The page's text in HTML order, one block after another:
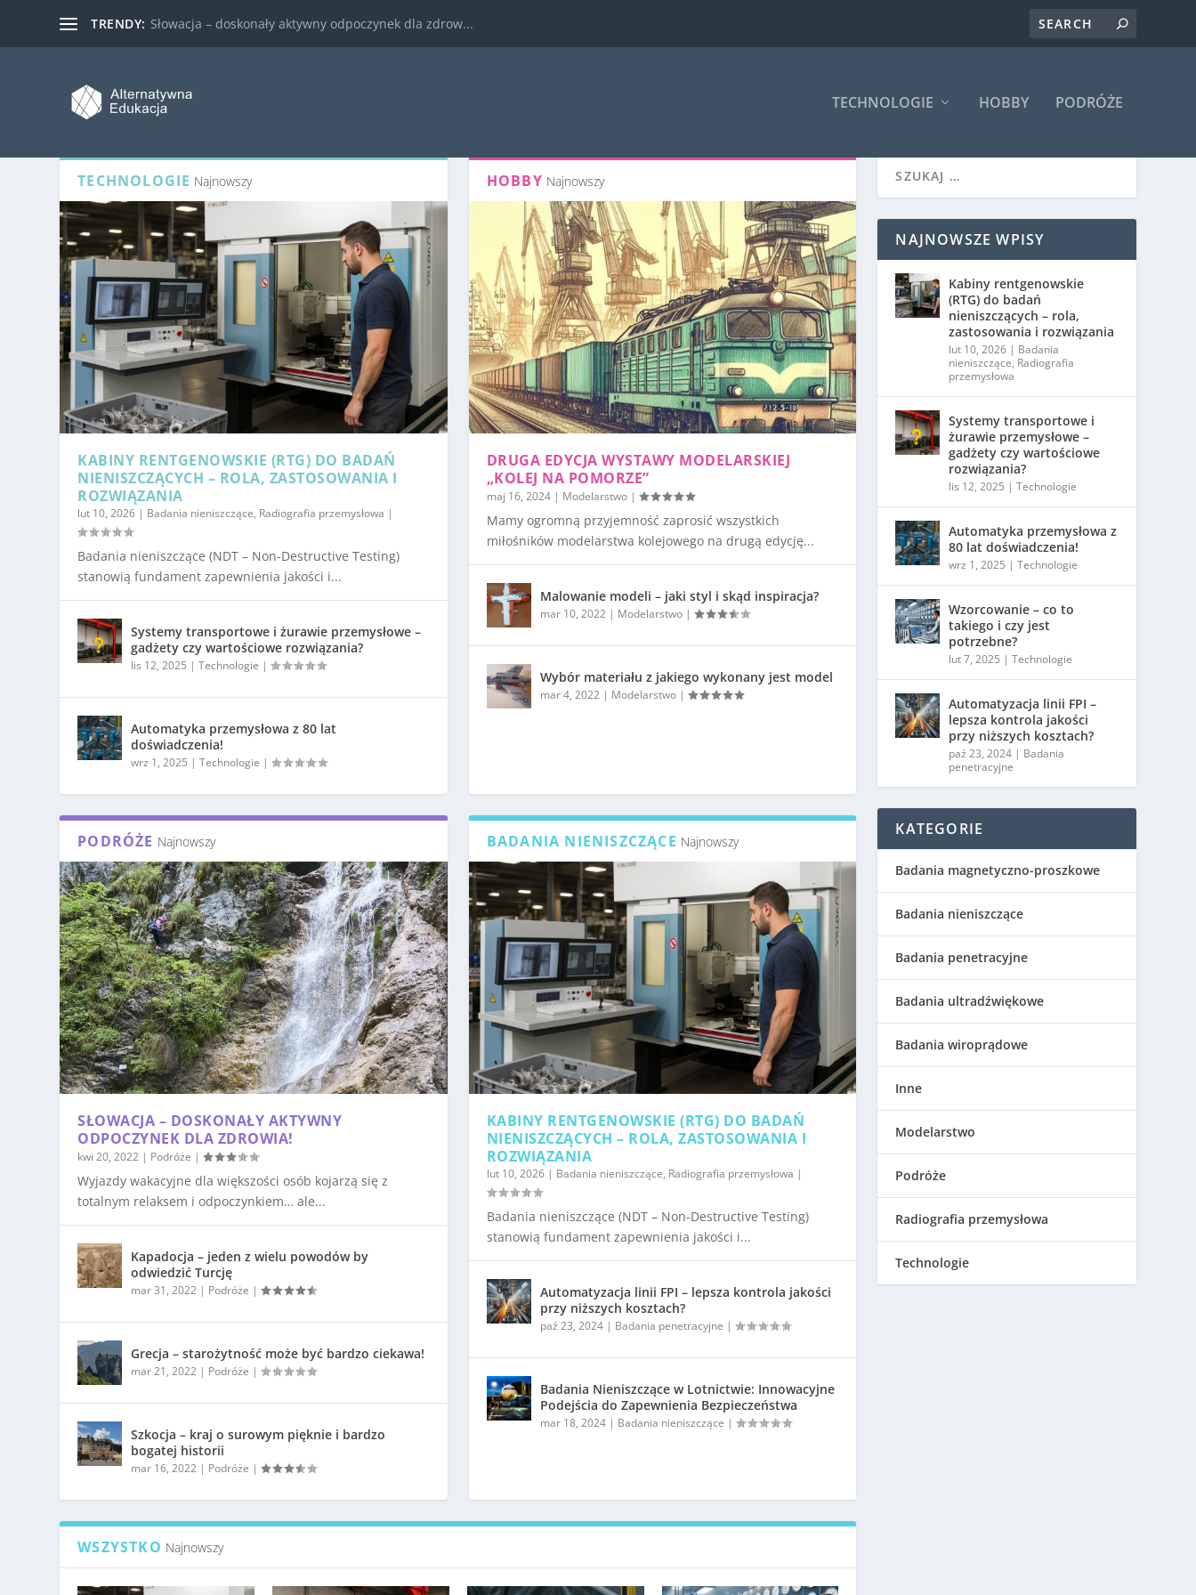
TRENDY: Słowacja – doskonały aktywny odpoczynek dla zdrow...
TECHNOLOGIE HOBBY PODRÓŻE
TECHNOLOGIE Najnowszy
KABINY RENTGENOWSKIE (RTG) DO BADAŃ
NIENISZCZĄCYCH – ROLA, ZASTOSOWANIA I
ROZWIĄZANIA
lut 10, 2026 | Badania nieniszczące, Radiografia przemysłowa |
Badania nieniszczące (NDT – Non-Destructive Testing)
stanowią fundament zapewnienia jakości i...
Systemy transportowe i żurawie przemysłowe –
gadżety czy wartościowe rozwiązania?
lis 12, 2025 |Technologie |
Automatyka przemysłowa z 80 lat
doświadczenia!
wrz 1, 2025 |Technologie |
HOBBY Najnowszy
DRUGA EDYCJA WYSTAWY MODELARSKIEJ
„KOLEJ NA POMORZE”
maj 16, 2024| Modelarstwo|
Mamy ogromną przyjemność zaprosić wszystkich
miłośników modelarstwa kolejowego na drugą edycję...
Malowanie modeli – jaki styl i skąd inspiracja?
mar 10, 2022 | Modelarstwo|
Wybór materiału z jakiego wykonany jest model
mar 4, 2022 | Modelarstwo|
PODRÓŻE Najnowszy
SŁOWACJA – DOSKONAŁY AKTYWNY
ODPOCZYNEK DLA ZDROWIA!
kwi 20, 2022 | Podróże |
Wyjazdy wakacyjne dla większości osób kojarzą się z
totalnym relaksem i odpoczynkiem… ale...
Kapadocja – jeden z wielu powodów by
odwiedzić Turcję
mar 31, 2022 | Podróże |
Grecja – starożytność może być bardzo ciekawa!
mar 21, 2022 | Podróże |
Szkocja – kraj o surowym pięknie i bardzo
bogatej historii
mar 16, 2022 | Podróże |
BADANIA NIENISZCZĄCE Najnowszy
KABINY RENTGENOWSKIE (RTG) DO BADAŃ
NIENISZCZĄCYCH – ROLA, ZASTOSOWANIA I
ROZWIĄZANIA
lut 10, 2026| Badania nieniszczące, Radiografia przemysłowa |
Badania nieniszczące (NDT – Non-Destructive Testing)
stanowią fundament zapewnienia jakości i...
Automatyzacja linii FPI – lepsza kontrola jakości
przy niższych kosztach?
paź 23, 2024| Badania penetracyjne |
Badania Nieniszczące w Lotnictwie: Innowacyjne
Podejścia do Zapewnienia Bezpieczeństwa
mar 18, 2024| Badania nieniszczące |
WSZYSTKO Najnowszy
NAJNOWSZE WPISY
Kabiny rentgenowskie
(RTG) do badań
nieniszczących – rola,
zastosowania i rozwiązania
lut 10, 2026 | Badania
nieniszczące, Radiografia
przemysłowa
Systemy transportowe i
żurawie przemysłowe –
gadżety czy wartościowe
rozwiązania?
lis 12, 2025 |Technologie
Automatyka przemysłowa z
80 lat doświadczenia!
wrz 1, 2025 |Technologie
Wzorcowanie – co to
takiego i czy jest
potrzebne?
lut 7, 2025 |Technologie
Automatyzacja linii FPI –
lepsza kontrola jakości
przy niższych kosztach?
paź 23, 2024 | Badania
penetracyjne
KATEGORIE
Badania magnetyczno-proszkowe
Badania nieniszczące
Badania penetracyjne
Badania ultradźwiękowe
Badania wiroprądowe
Inne
Modelarstwo
Podróże
Radiografia przemysłowa
Technologie